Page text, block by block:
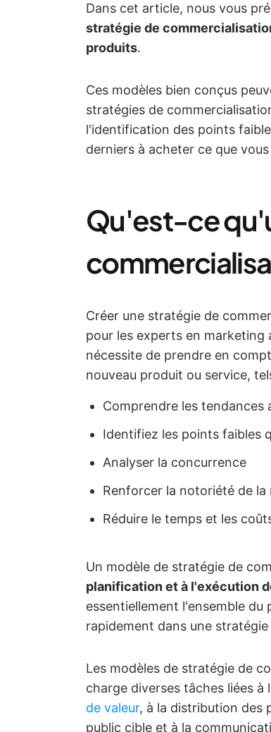
Dans cet article, nous vous
stratégie de
produits.
Ces modèles bien conçus
stratégies de
l'identification des points
derniers à acheter ce que
Qu'est-ce
Créer une stratégie de
pour les experts en marketing
nécessite de prendre en
nouveau produit ou service,
Comprendre les tendances
Identifiez les points faibles
Analyser la concurrence
Renforcer la notoriété de la
Réduire le temps et les
Un modèle de stratégie de
planification et à l'exécution
essentiellement l'ensemble du
rapidement dans une stratégie
Les modèles de stratégie de
charge diverses tâches liées
de valeur, à la distribution des
public cible et à la